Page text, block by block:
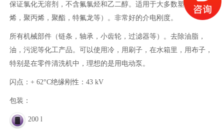
保证氯化无溶剂，不含氟氯烃和乙二醇。适用于大多数塑料（聚乙
烯，聚丙烯，聚酯，特氟龙等）。非常好的介电刚度。
所有机械部件（链条，轴承，小齿轮，过滤器等）。去除油脂，
油，污泥等化工产品。可以使用冷，用刷子，在水箱里，用布子，
特别是在零件清洗机中，理想的是用电动泵。
闪点：+ 62°C绝缘刚性：43 kV
包装：
200 l